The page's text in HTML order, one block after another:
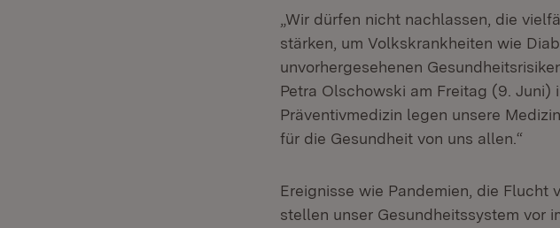
„Wir dürfen nicht nachlassen, die
stärken, um Volkskrankheiten wie
unvorhergesehenen
Petra Olschowski am Freitag (9. Juni)
Präventivmedizin legen unsere
für die Gesundheit von uns allen.“
Ereignisse wie Pandemien, die
stellen unser Gesundheitssystem vor